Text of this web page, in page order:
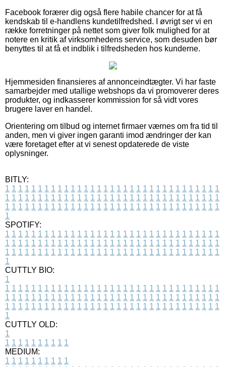
Facebook forærer dig også flere habile chancer for at få
kendskab til e-handlens kundetilfredshed. I øvrigt ser vi en
række forretninger på nettet som giver folk mulighed for at
notere en kritik af virksomhedens service, som desuden bør
benyttes til at få et indblik i tilfredsheden hos kunderne.
Hjemmesiden finansieres af annonceindtægter. Vi har faste
samarbejder med utallige webshops da vi promoverer deres
produkter, og indkasserer kommission for så vidt vores
brugere laver en handel.
Orientering om tilbud og internet firmaer værnes om fra tid til
anden, men vi giver ingen garanti imod ændringer der kan
være foretaget efter at vi senest opdaterede de viste
oplysninger.
BITLY:
1 1 1 1 1 1 1 1 1 1 1 1 1 1 1 1 1 1 1 1 1 1 1 1 1 1 1 1 1 1 1 1 1
1 1 1 1 1 1 1 1 1 1 1 1 1 1 1 1 1 1 1 1 1 1 1 1 1 1 1 1 1 1 1 1 1
1 1 1 1 1 1 1 1 1 1 1 1 1 1 1 1 1 1 1 1 1 1 1 1 1 1 1 1 1 1 1 1 1
1
SPOTIFY:
1 1 1 1 1 1 1 1 1 1 1 1 1 1 1 1 1 1 1 1 1 1 1 1 1 1 1 1 1 1 1 1 1
1 1 1 1 1 1 1 1 1 1 1 1 1 1 1 1 1 1 1 1 1 1 1 1 1 1 1 1 1 1 1 1 1
1 1 1 1 1 1 1 1 1 1 1 1 1 1 1 1 1 1 1 1 1 1 1 1 1 1 1 1 1 1 1 1 1
1
CUTTLY BIO:
1
1 1 1 1 1 1 1 1 1 1 1 1 1 1 1 1 1 1 1 1 1 1 1 1 1 1 1 1 1 1 1 1 1
1 1 1 1 1 1 1 1 1 1 1 1 1 1 1 1 1 1 1 1 1 1 1 1 1 1 1 1 1 1 1 1 1
1 1 1 1 1 1 1 1 1 1 1 1 1 1 1 1 1 1 1 1 1 1 1 1 1 1 1 1 1 1 1 1 1
1
CUTTLY OLD:
1
1 1 1 1 1 1 1 1 1 1
MEDIUM:
1 1 1 1 1 1 1 1 1 1